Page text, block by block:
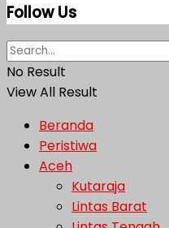
Follow Us
No Result
View All Result
Beranda
Peristiwa
Aceh
Kutaraja
Lintas Barat